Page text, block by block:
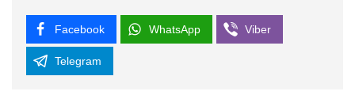
Facebook WhatsApp Viber
Telegram